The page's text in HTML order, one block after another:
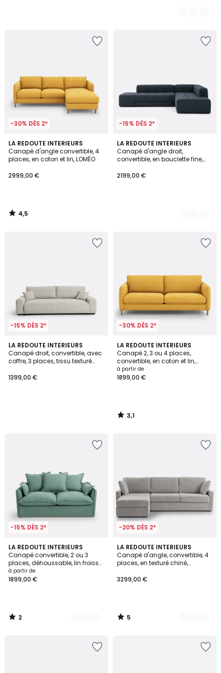
-30% DÈS 2*
LA REDOUTE INTERIEURS
Canapé d'angle convertible, 4
places, en coton et lin, LOMÉO
2999,00 €
4,5
/ 5
4,5
/
-15% DÈS 2*
LA REDOUTE INTERIEURS
Canapé d'angle droit,
convertible, en bouclette fine,
2199,00 €
3
Couleurs
-15% DÈS 2*
LA REDOUTE INTERIEURS
Canapé droit, convertible, avec
coffre, 3 places, tissu texturé
1399,00 €
-30% DÈS 2*
LA REDOUTE INTERIEURS
Canapé 2, 3 ou 4 places,
convertible, en coton et lin,
Loméo
à partir de
1899,00 €
3,1
/
5
3,1
/
-15% DÈS 2*
LA REDOUTE INTERIEURS
Canapé convertible, 2 ou 3
places, déhoussable, lin froissé,
ODNA
à partir de
1899,00 €
2
/
5
8
Couleurs
2
/
-20% DÈS 2*
LA REDOUTE INTERIEURS
Canapé d'angle, convertible, 4
places, en texturé chiné,
3299,00 €
5
/
5
3
Couleurs
5
/